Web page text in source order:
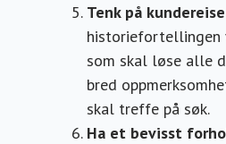
Tenk på
historiefortellingen
som skal løse alle
bred
skal treffe på søk.
Ha et bevisst